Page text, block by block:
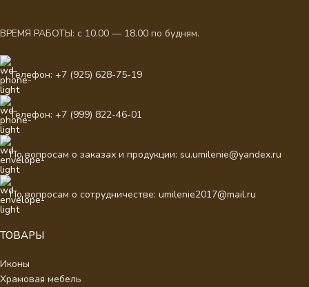
ВРЕМЯ РАБОТЫ: с 10.00 — 18.00 по будням.
Телефон: +7 (925) 628-75-19
Телефон: +7 (999) 822-46-01
По вопросам о заказах и продукции: su.umilenie@yandex.ru
По вопросам о сотрудничестве: umilenie2017@mail.ru
ТОВАРЫ
Иконы
Храмовая мебель